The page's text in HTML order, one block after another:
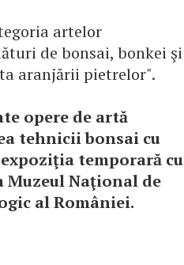
artelor
de bonsai, bonkei şi
aranjării pietrelor".
opere de artă
tehnicii bonsai cu
temporară cu
Muzeul Naţional de
al României.